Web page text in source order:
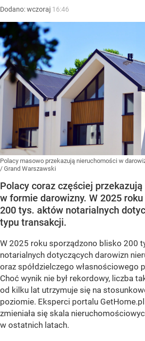
Dodano:wczoraj 16:46
Polacy masowo przekazują nieruchomości w
/ Grand Warszawski
Polacy coraz częściej
w formie darowizny. W 2025
200 tys. aktów notarialnych
typu transakcji.
W 2025 roku sporządzono blisko 200
notarialnych dotyczących darowizn
oraz spółdzielczego własnościowego
Choć wynik nie był rekordowy, liczba
od kilku lat utrzymuje się na
poziomie. Eksperci portalu
zmieniała się skala
w ostatnich latach.